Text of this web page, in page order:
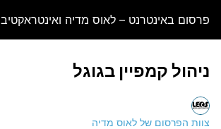
פרסום באינטרנט – לאוס מדיה ואינטראקטיב
ניהול קמפיין בגוגל
צוות הפרסום של לאוס מדיה